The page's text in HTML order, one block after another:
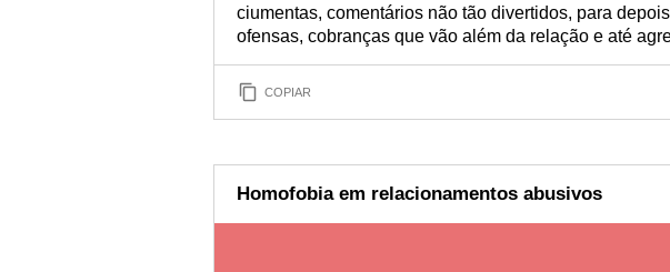
ciumentas, comentários não tão divertidos, para
ofensas, cobranças que vão além da relação e até
COPIAR
Homofobia em relacionamentos abusivos